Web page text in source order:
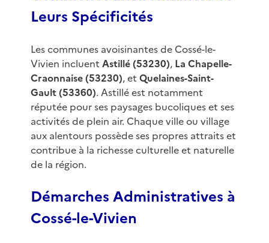
Leurs Spécificités
Les communes avoisinantes de Cossé-le-
Vivien incluent Astillé (53230), La Chapelle-
Craonnaise (53230), et Quelaines-Saint-
Gault (53360). Astillé est notamment
réputée pour ses paysages bucoliques et ses
activités de plein air. Chaque ville ou village
aux alentours possède ses propres attraits et
contribue à la richesse culturelle et naturelle
de la région.
Démarches Administratives à
Cossé-le-Vivien